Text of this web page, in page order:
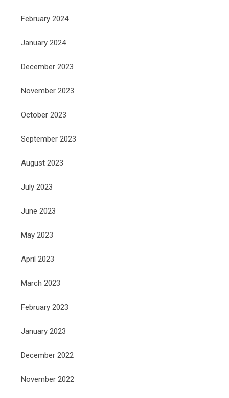
February 2024
January 2024
December 2023
November 2023
October 2023
September 2023
August 2023
July 2023
June 2023
May 2023
April 2023
March 2023
February 2023
January 2023
December 2022
November 2022